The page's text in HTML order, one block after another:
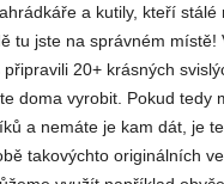
a kutily, kteří stálé
tu jste na správném místě!
20+ krásných
doma vyrobit. Pokud tedy
a nemáte je kam dát, je
takovýchto originálních